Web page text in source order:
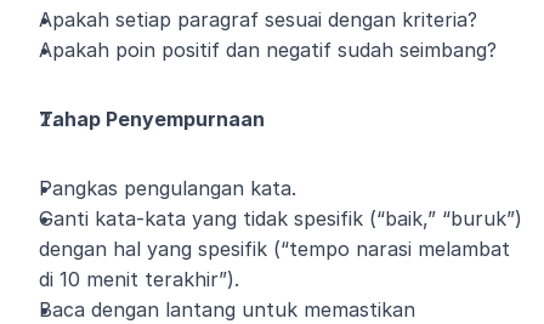
Apakah setiap paragraf sesuai dengan kriteria?
Apakah poin positif dan negatif sudah seimbang?
Tahap Penyempurnaan
Pangkas pengulangan kata.
Ganti kata-kata yang tidak spesifik (“baik,” “buruk”)
dengan hal yang spesifik (“tempo narasi melambat
di 10 menit terakhir”).
Baca dengan lantang untuk memastikan